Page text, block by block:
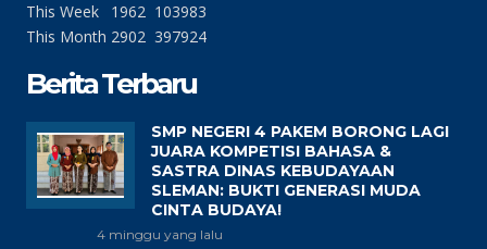
This Week
1962 103983
This Month 2902 397924
Berita Terbaru
SMP NEGERI 4 PAKEM BORONG LAGI
JUARA KOMPETISI BAHASA &
SASTRA DINAS KEBUDAYAAN
SLEMAN: BUKTI GENERASI MUDA
CINTA BUDAYA!
4 minggu yang lalu